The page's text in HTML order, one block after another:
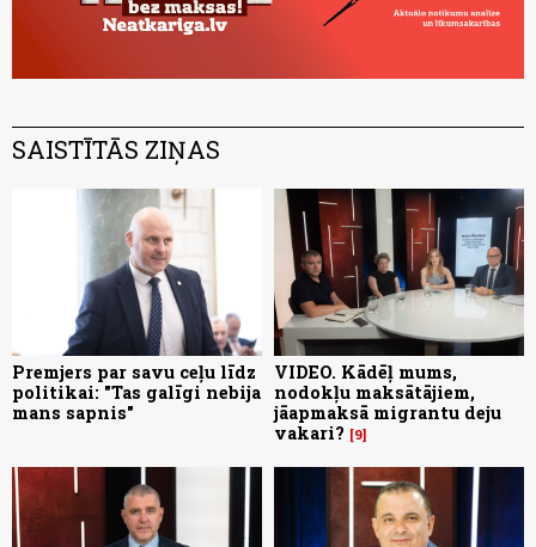
SAISTĪTĀS ZIŅAS
Premjers par savu ceļu līdz
politikai: "Tas galīgi nebija
mans sapnis"
VIDEO. Kādēļ mums,
nodokļu maksātājiem,
jāapmaksā migrantu deju
vakari?
9